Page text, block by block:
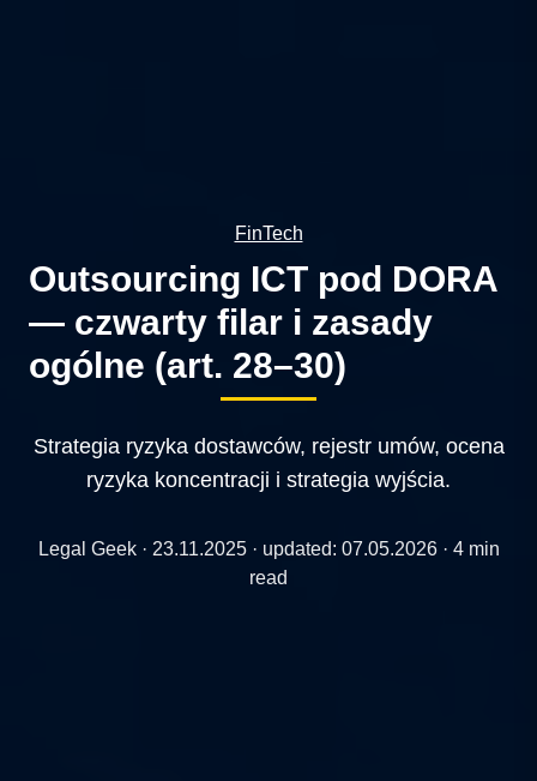
FinTech
Outsourcing ICT pod DORA
— czwarty filar i zasady
ogólne (art. 28–30)
Strategia ryzyka dostawców, rejestr umów, ocena
ryzyka koncentracji i strategia wyjścia.
Legal Geek · 23.11.2025· updated: 07.05.2026· 4 min
read